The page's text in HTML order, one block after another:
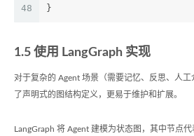
48
}
1.5 使用 LangGraph 实现
对于复杂的 Agent 场景（需要记忆、反思、人工
了声明式的图结构定义，更易于维护和扩展。
LangGraph 将 Agent 建模为状态图，其中节点